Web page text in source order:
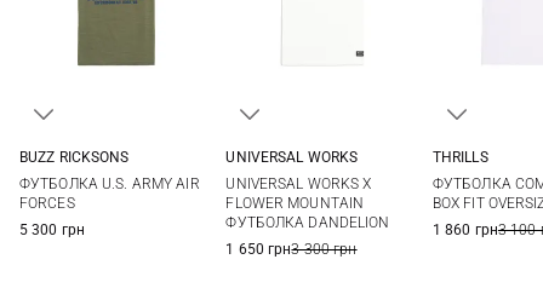
BUZZ RICKSONS
ФУТБОЛКА U.S. ARMY AIR
FORCES
5 300 грн
UNIVERSAL WORKS
UNIVERSAL WORKS X
FLOWER MOUNTAIN
ФУТБОЛКА DANDELION
1 650 грн3 300 грн
XXL
THRILLS
ФУТБОЛКА
BOX FIT
1 860 грн3 100